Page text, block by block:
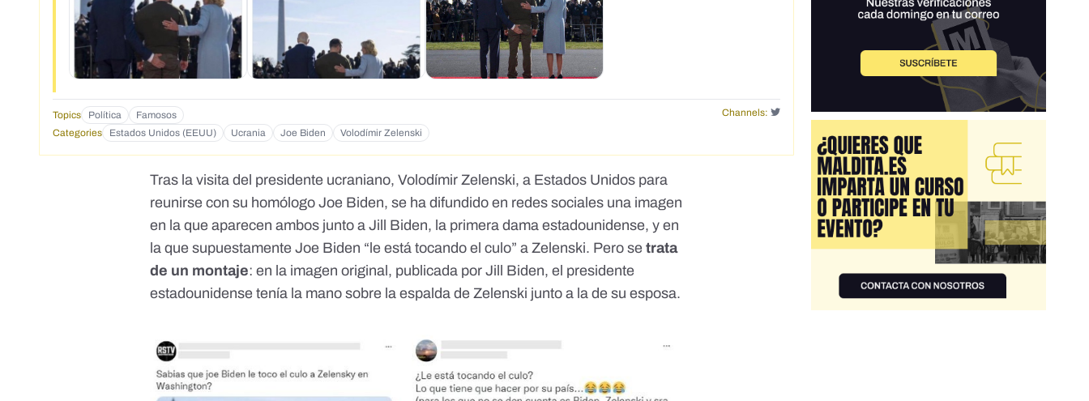
Topics Política Famosos
Channels:
Categories
Estados Unidos (EEUU) Ucrania Joe Biden Volodímir Zelenski
Tras la visita del presidente ucraniano, Volodímir Zelenski, a Estados Unidos para
reunirse con su homólogo Joe Biden, se ha difundido en redes sociales una imagen
en la que aparecen ambos junto a Jill Biden, la primera dama estadounidense, y en
la que supuestamente Joe Biden “le está tocando el culo” a Zelenski. Pero setrata
de un montaje: en la imagen original, publicada por Jill Biden, el presidente
estadounidense tenía la mano sobre la espalda de Zelenski junto a la de su esposa.